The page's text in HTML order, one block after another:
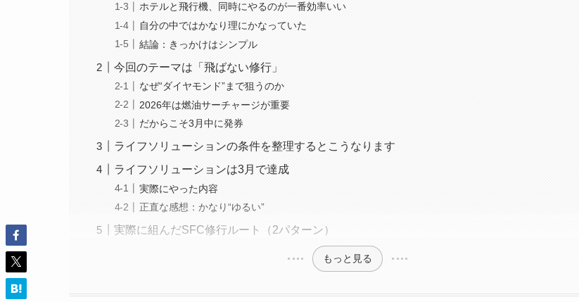
ホテルと飛行機、同時にやるのが一番効率いい
自分の中ではかなり理にかなっていた
結論：きっかけはシンプル
今回のテーマは「飛ばない修行」
なぜ“ダイヤモンド”まで狙うのか
2026年は燃油サーチャージが重要
だからこそ3月中に発券
ライフソリューションの条件を整理するとこうなります
ライフソリューションは3月で達成
実際にやった内容
正直な感想：かなり“ゆるい”
実際に組んだSFC修行ルート（2パターン）
もっと見る